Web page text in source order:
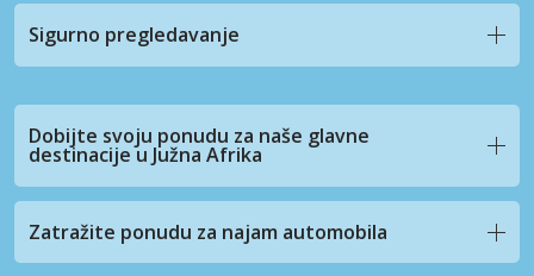
Sigurno pregledavanje
Dobijte svoju ponudu za naše glavne
destinacije u Južna Afrika
Zatražite ponudu za najam automobila